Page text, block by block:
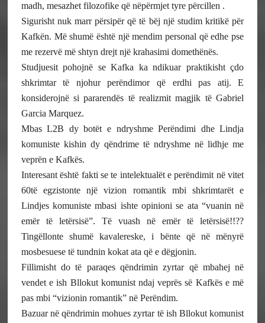
madh, mesazhet filozofike që nëpërmjet tyre përcillen .
Sigurisht nuk marr përsipër që të bëj një studim kritikë për
Kafkën. Më shumë është një mendim personal që edhe pse
me rezervë më shtyn drejt një krahasimi domethënës.
Studjuesit pohojnë se Kafka ka ndikuar praktikisht çdo
shkrimtar të njohur perëndimor që erdhi pas atij. E
konsiderojnë si pararendës të realizmit magjik të Gabriel
Garcia Marquez.
Mbas L2B dy botët e ndryshme Perëndimi dhe Lindja
komuniste kishin dy qëndrime të ndryshme në lidhje me
veprën e Kafkës.
Interesant është fakti se te intelektualët e perëndimit në vitet
60të egzistonte një vizion romantik mbi shkrimtarët e
Lindjes komuniste mbasi ishte opinioni se ata “vuanin në
emër të letërsisë”. Të vuash në emër të letërsisë!!??
Tingëllonte shumë kavalereske, i bënte që në mënyrë
mosbesuese të tundnin kokat ata që e dëgjonin.
Fillimisht do të paraqes qëndrimin zyrtar që mbahej në
vendet e ish Bllokut komunist ndaj veprës së Kafkës e më
pas mbi “vizionin romantik” në Perëndim.
Bazuar në qëndrimin mohues zyrtar të ish Bllokut komunist